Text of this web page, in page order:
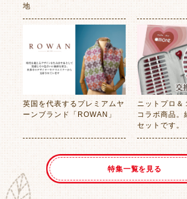
地
英国を代表するプレミアムヤ
ーンブランド「ROWAN」
ニットプロ＆
コラボ商品。
セットです。
特集一覧を見る